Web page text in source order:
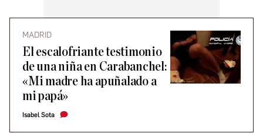
MADRID
El escalofriante testimonio
de una niña en Carabanchel:
«Mi madre ha apuñalado a
mi papá»
Isabel Sota